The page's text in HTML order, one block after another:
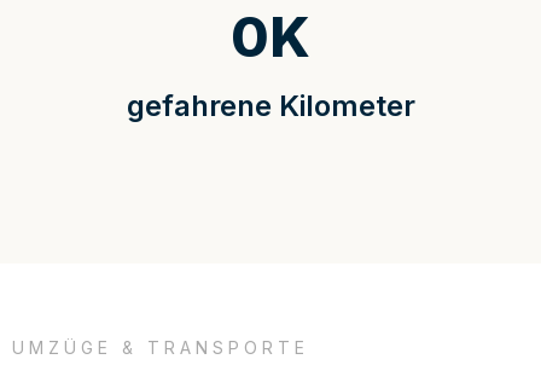
gefahrene Kilometer
0K
UMZÜGE & TRANSPORTE